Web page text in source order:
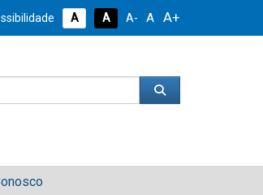
A A A- A A+